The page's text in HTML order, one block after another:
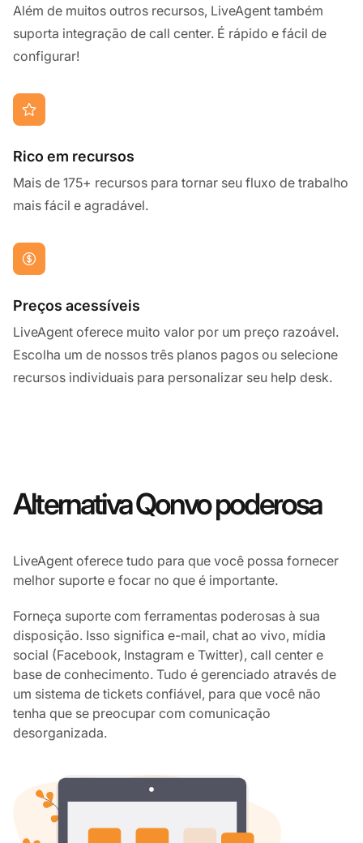
Além de muitos outros recursos, LiveAgent também
suporta integração de call center. É rápido e fácil de
configurar!
Rico em recursos
Mais de 175+ recursos para tornar seu fluxo de trabalho
mais fácil e agradável.
Preços acessíveis
LiveAgent oferece muito valor por um preço razoável.
Escolha um de nossos três planos pagos ou selecione
recursos individuais para personalizar seu help desk.
Alternativa Qonvo poderosa
LiveAgent oferece tudo para que você possa fornecer
melhor suporte e focar no que é importante.
Forneça suporte com ferramentas poderosas à sua
disposição. Isso significa e-mail, chat ao vivo, mídia
social (Facebook, Instagram e Twitter), call center e
base de conhecimento. Tudo é gerenciado através de
um sistema de tickets confiável, para que você não
tenha que se preocupar com comunicação
desorganizada.